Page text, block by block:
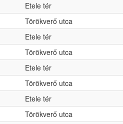
Etele tér
Törökverő utca
Etele tér
Törökverő utca
Etele tér
Törökverő utca
Etele tér
Törökverő utca